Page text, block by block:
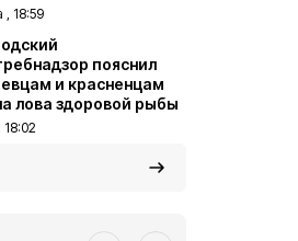
, 18:59
пояснил
и красненцам
лова здоровой рыбы